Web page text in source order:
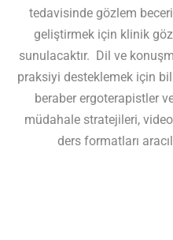
tedavisinde gözlem
geliştirmek için klinik
sunulacaktır. Dil ve
praksiyi desteklemek için
beraber ergoterapistler
müdahale stratejileri,
ders formatları